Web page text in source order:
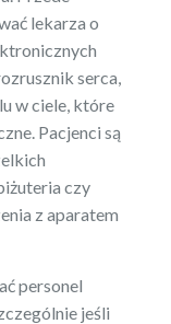
lekarza o
serca,
w ciele, które
Pacjenci są
czy
z aparatem
personel
jeśli